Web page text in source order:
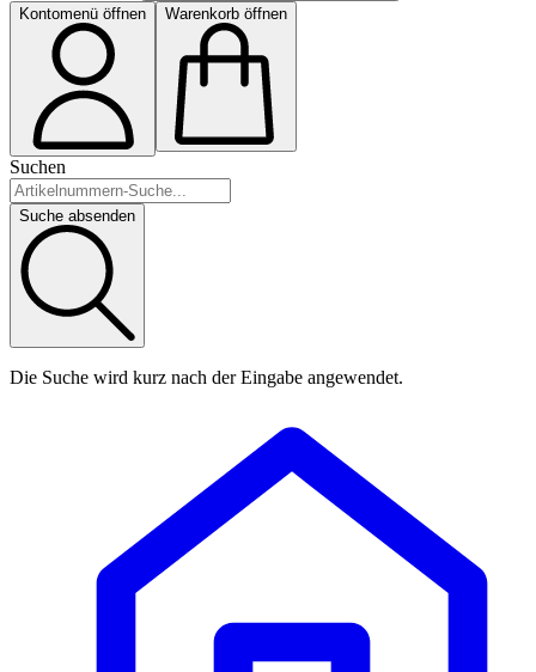
Kontomenü öffnen Warenkorb öffnen
Suchen
Suche absenden
Die Suche wird kurz nach der Eingabe angewendet.